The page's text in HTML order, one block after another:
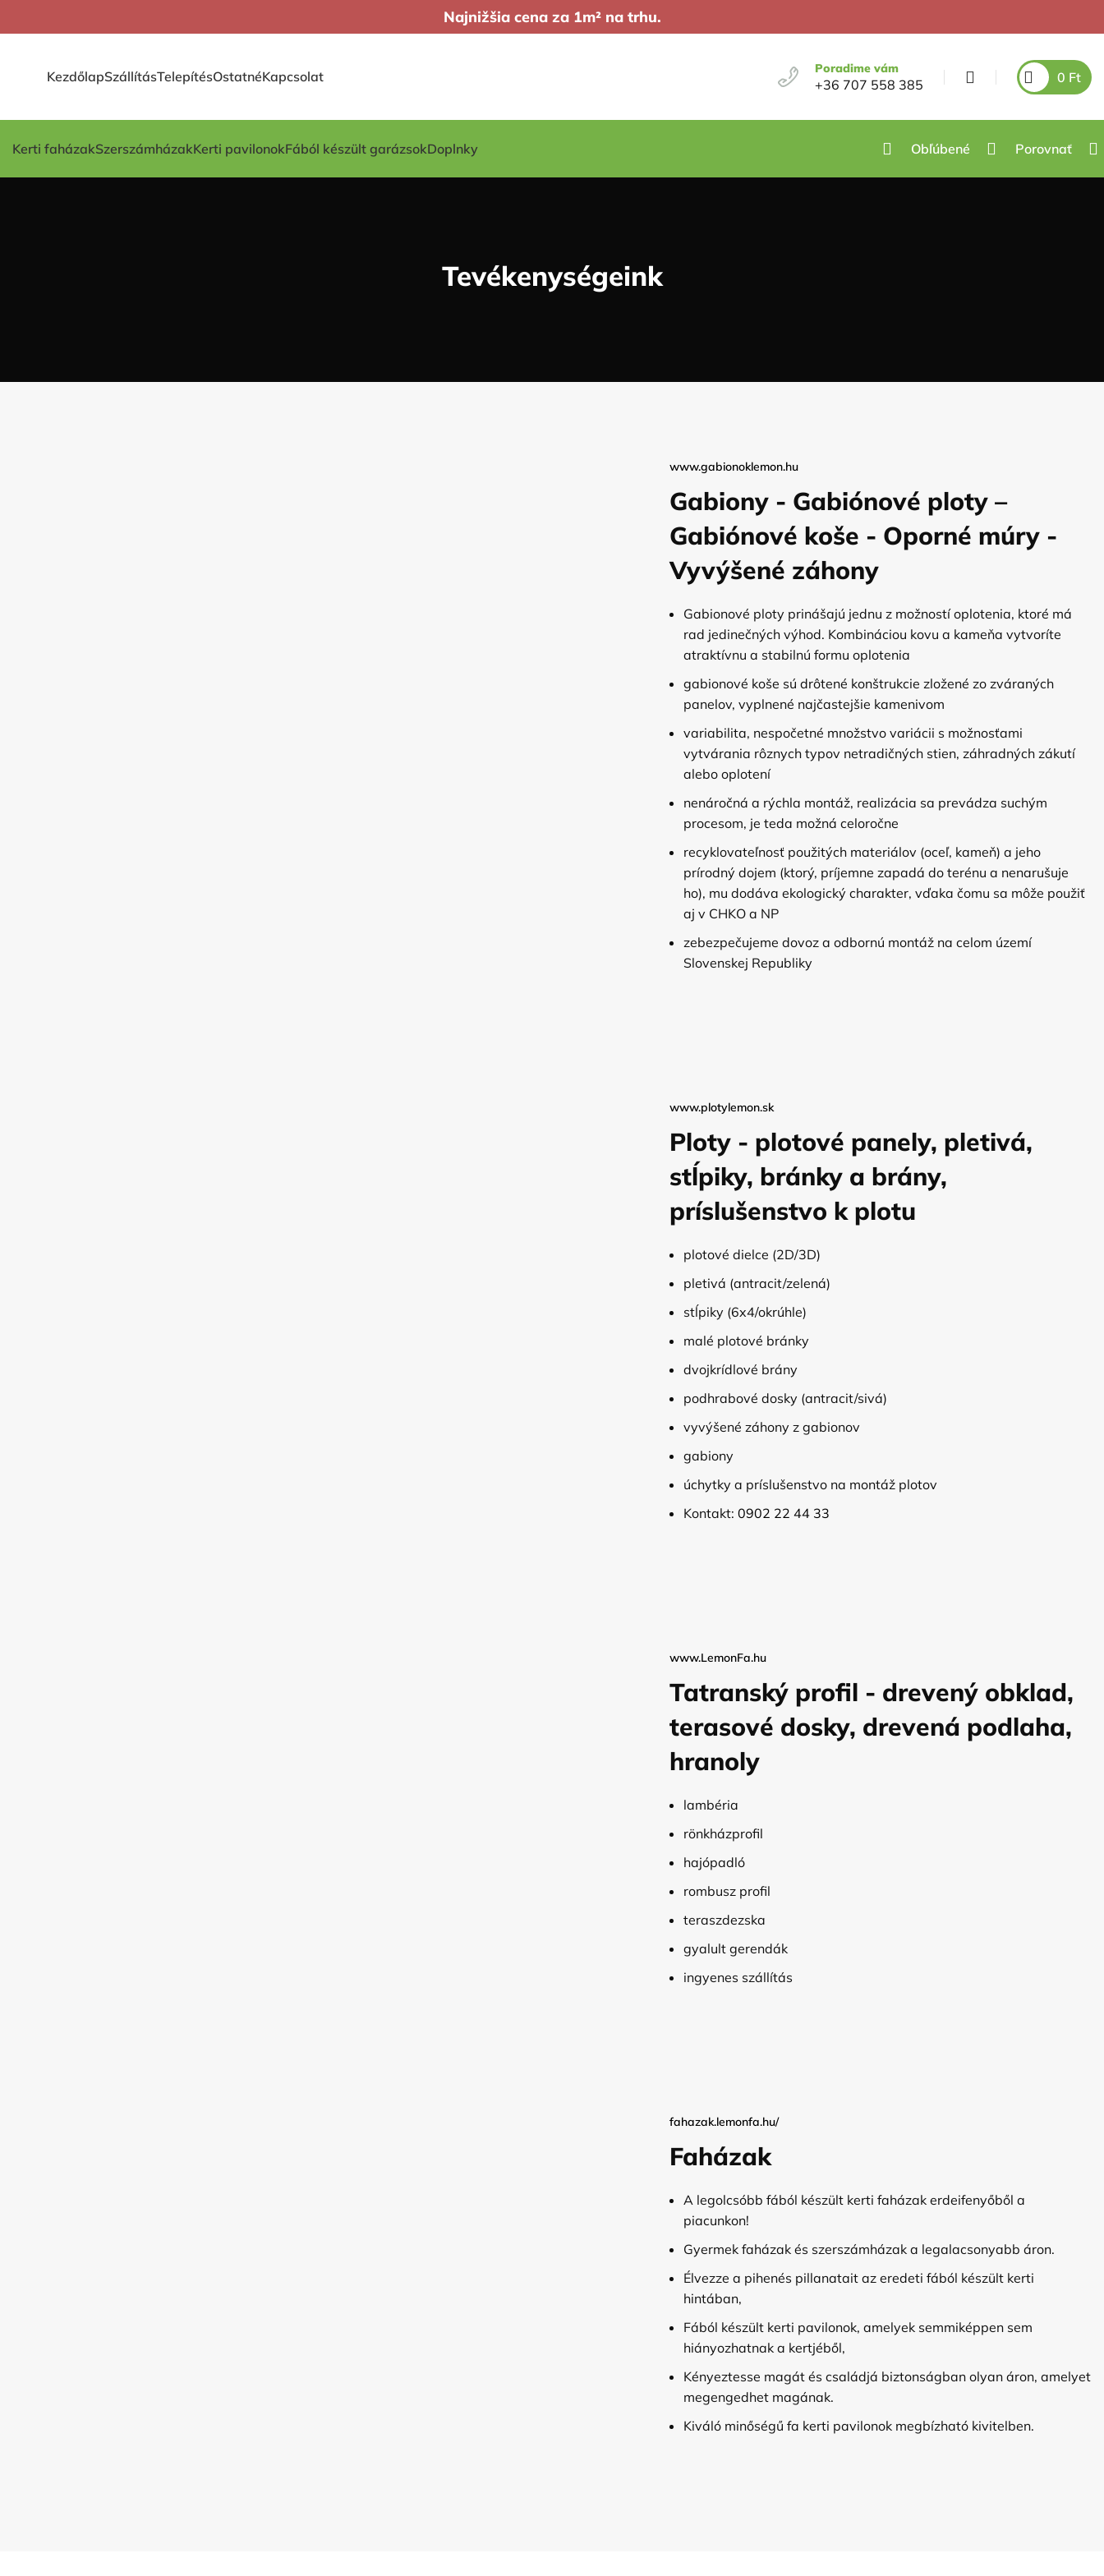
Najnižšia cena za 1m² na trhu.
KezdőlapSzállításTelepítésOstatnéKapcsolat
Poradime vám
+36 707 558 385 0 Ft
Kerti faházakSzerszámházakKerti pavilonokFából készült garázsokDoplnky Obľúbené Porovnať
Tevékenységeink
www.gabionoklemon.hu
Gabiony - Gabiónové ploty –
Gabiónové koše - Oporné múry -
Vyvýšené záhony
Gabionové ploty prinášajú jednu z možností oplotenia, ktoré má
rad jedinečných výhod. Kombináciou kovu a kameňa vytvoríte
atraktívnu a stabilnú formu oplotenia
gabionové koše sú drôtené konštrukcie zložené zo zváraných
panelov, vyplnené najčastejšie kamenivom
variabilita, nespočetné množstvo variácii s možnosťami
vytvárania rôznych typov netradičných stien, záhradných zákutí
alebo oplotení
nenáročná a rýchla montáž, realizácia sa prevádza suchým
procesom, je teda možná celoročne
recyklovateľnosť použitých materiálov (oceľ, kameň) a jeho
prírodný dojem (ktorý, príjemne zapadá do terénu a nenarušuje
ho), mu dodáva ekologický charakter, vďaka čomu sa môže použiť
aj v CHKO a NP
zebezpečujeme dovoz a odbornú montáž na celom území
Slovenskej Republiky
www.plotylemon.sk
Ploty - plotové panely, pletivá,
stĺpiky, bránky a brány,
príslušenstvo k plotu
plotové dielce (2D/3D)
pletivá (antracit/zelená)
stĺpiky (6x4/okrúhle)
malé plotové bránky
dvojkrídlové brány
podhrabové dosky (antracit/sivá)
vyvýšené záhony z gabionov
gabiony
úchytky a príslušenstvo na montáž plotov
Kontakt:0902 22 44 33
www.LemonFa.hu
Tatranský profil - drevený obklad,
terasové dosky, drevená podlaha,
hranoly
lambéria
rönkházprofil
hajópadló
rombusz profil
teraszdezska
gyalult gerendák
ingyenes szállítás
fahazak.lemonfa.hu/
Faházak
A legolcsóbb fából készült kerti faházak erdeifenyőből a
piacunkon!
Gyermek faházak és szerszámházak a legalacsonyabb áron.
Élvezze a pihenés pillanatait az eredeti fából készült kerti
hintában,
Fából készült kerti pavilonok, amelyek semmiképpen sem
hiányozhatnak a kertjéből,
Kényeztesse magát és családjá biztonságban olyan áron, amelyet
megengedhet magának.
Kiváló minőségű fa kerti pavilonok megbízható kivitelben.